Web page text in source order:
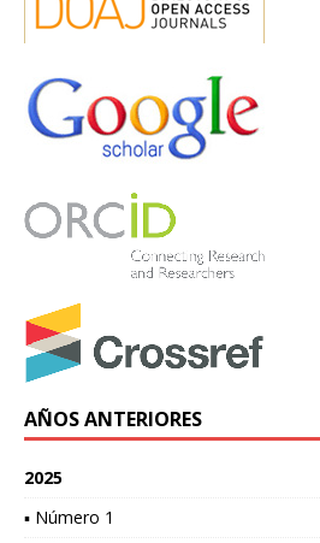
AÑOS ANTERIORES
2025
▪ Número 1